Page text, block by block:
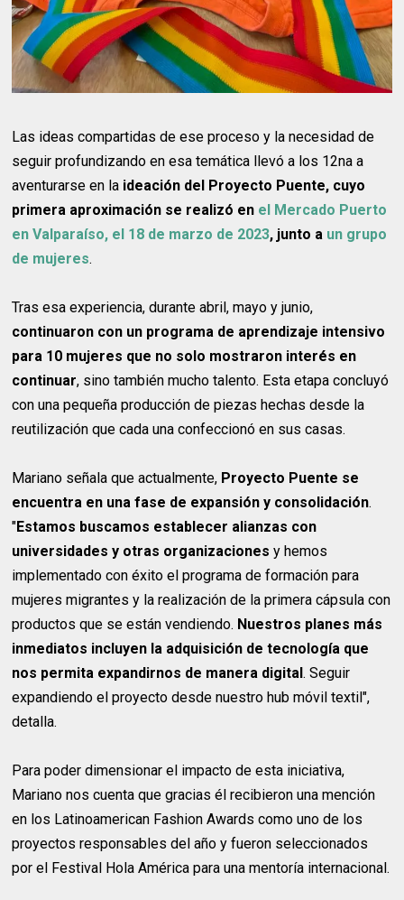
Las ideas compartidas de ese proceso y la necesidad de
seguir profundizando en esa temática llevó a los 12na a
aventurarse en la ideación del Proyecto Puente, cuyo
primera aproximación se realizó en el Mercado Puerto
en Valparaíso, el 18 de marzo de 2023, junto a un grupo
de mujeres.
Tras esa experiencia, durante abril, mayo y junio,
continuaron con un programa de aprendizaje intensivo
para 10 mujeres que no solo mostraron interés en
continuar, sino también mucho talento. Esta etapa concluyó
con una pequeña producción de piezas hechas desde la
reutilización que cada una confeccionó en sus casas.
Mariano señala que actualmente, Proyecto Puente se
encuentra en una fase de expansión y consolidación.
"Estamos buscamos establecer alianzas con
universidades y otras organizacionesy hemos
implementado con éxito el programa de formación para
mujeres migrantes y la realización de la primera cápsula con
productos que se están vendiendo. Nuestros planes más
inmediatos incluyen la adquisición de tecnología que
nos permita expandirnos de manera digital. Seguir
expandiendo el proyecto desde nuestro hub móvil textil",
detalla.
Para poder dimensionar el impacto de esta iniciativa,
Mariano nos cuenta que gracias él recibieron una mención
en los Latinoamerican Fashion Awards como uno de los
proyectos responsables del año y fueron seleccionados
por el Festival Hola América para una mentoría internacional.